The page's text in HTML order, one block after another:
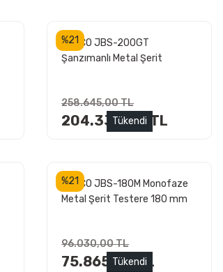
%21
JETCO JBS-200GT
Şanzımanlı Metal Şerit
258.645,00 TL
204.330,00 TL
Tükendi
%21
JETCO JBS-180M Monofaze
Metal Şerit Testere 180 mm
96.030,00 TL
75.865,00 TL
Tükendi